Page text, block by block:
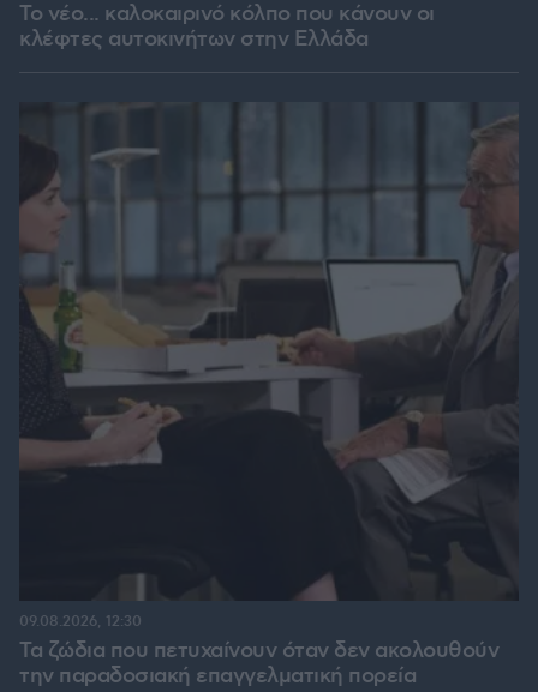
Το νέο... καλοκαιρινό κόλπο που κάνουν οι
κλέφτες αυτοκινήτων στην Ελλάδα
Τα ζώδια που πετυχαίνουν όταν δεν ακολουθούν
την παραδοσιακή επαγγελματική πορεία
09.08.2026, 12:30